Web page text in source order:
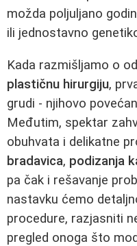
možda poljuljano
ili jednostavno
Kada razmišljamo o
plastičnu hirurgiju,
grudi - njihovo
Međutim, spektar
obuhvata i delikatne
bradavica, podizanja
pa čak i rešavanje
nastavku ćemo
procedure, razjasniti
pregled onoga što